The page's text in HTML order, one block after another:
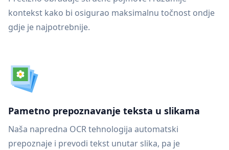
kontekst kako bi osigurao maksimalnu točnost ondje
gdje je najpotrebnije.
Pametno prepoznavanje teksta u slikama
Naša napredna OCR tehnologija automatski
prepoznaje i prevodi tekst unutar slika, pa je